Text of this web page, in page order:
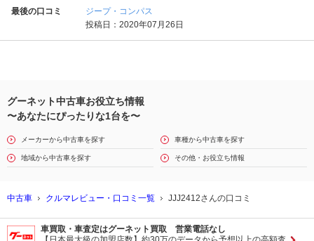
最後の口コミ
ジープ・コンパス
投稿日：2020年07月26日
グーネット中古車お役立ち情報
〜あなたにぴったりな1台を〜
メーカーから中古車を探す 車種から中古車を探す
地域から中古車を探す その他・お役立ち情報
中古車 クルマレビュー・口コミ一覧 JJJ2412さんの口コミ
車買取・車査定はグーネット買取 営業電話なし